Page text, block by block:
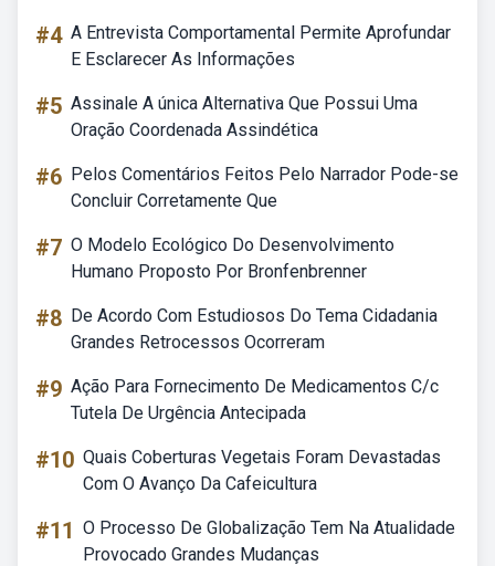
#4 A Entrevista Comportamental Permite Aprofundar
E Esclarecer As Informações
#5 Assinale A única Alternativa Que Possui Uma
Oração Coordenada Assindética
#6 Pelos Comentários Feitos Pelo Narrador Pode-se
Concluir Corretamente Que
#7 O Modelo Ecológico Do Desenvolvimento
Humano Proposto Por Bronfenbrenner
#8 De Acordo Com Estudiosos Do Tema Cidadania
Grandes Retrocessos Ocorreram
#9 Ação Para Fornecimento De Medicamentos C/c
Tutela De Urgência Antecipada
#10 Quais Coberturas Vegetais Foram Devastadas
Com O Avanço Da Cafeicultura
#11 O Processo De Globalização Tem Na Atualidade
Provocado Grandes Mudanças